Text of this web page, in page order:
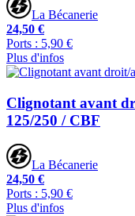
La Bécanerie
24,50 €
Ports : 5,90 €
Plus d'infos
Clignotant avant
125/250 / CBF
La Bécanerie
24,50 €
Ports : 5,90 €
Plus d'infos